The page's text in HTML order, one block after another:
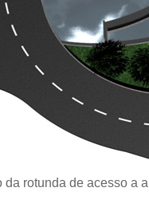
da rotunda de acesso a